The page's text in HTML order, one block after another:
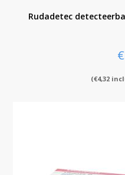
Rudadetec
€
(€4,32